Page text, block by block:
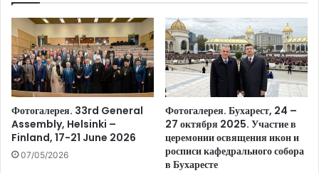
Фотогалерея. 33rd General
Assembly, Helsinki –
Finland, 17-21 June 2026
07/05/2026
Фотогалерея. Бухарест, 24 –
27 октября 2025. Участие в
церемонии освящения икон и
росписи кафедрального собора
в Бухаресте